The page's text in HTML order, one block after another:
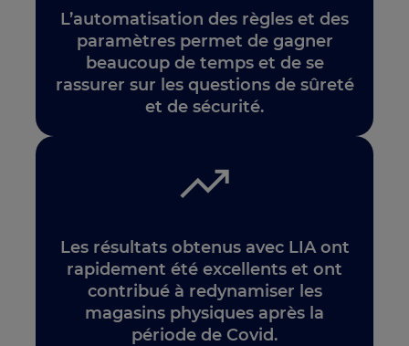
L’automatisation des règles et des
paramètres permet de gagner
beaucoup de temps et de se
rassurer sur les questions de sûreté
et de sécurité.
Les résultats obtenus avec LIA ont
rapidement été excellents et ont
contribué à redynamiser les
magasins physiques après la
période de Covid.